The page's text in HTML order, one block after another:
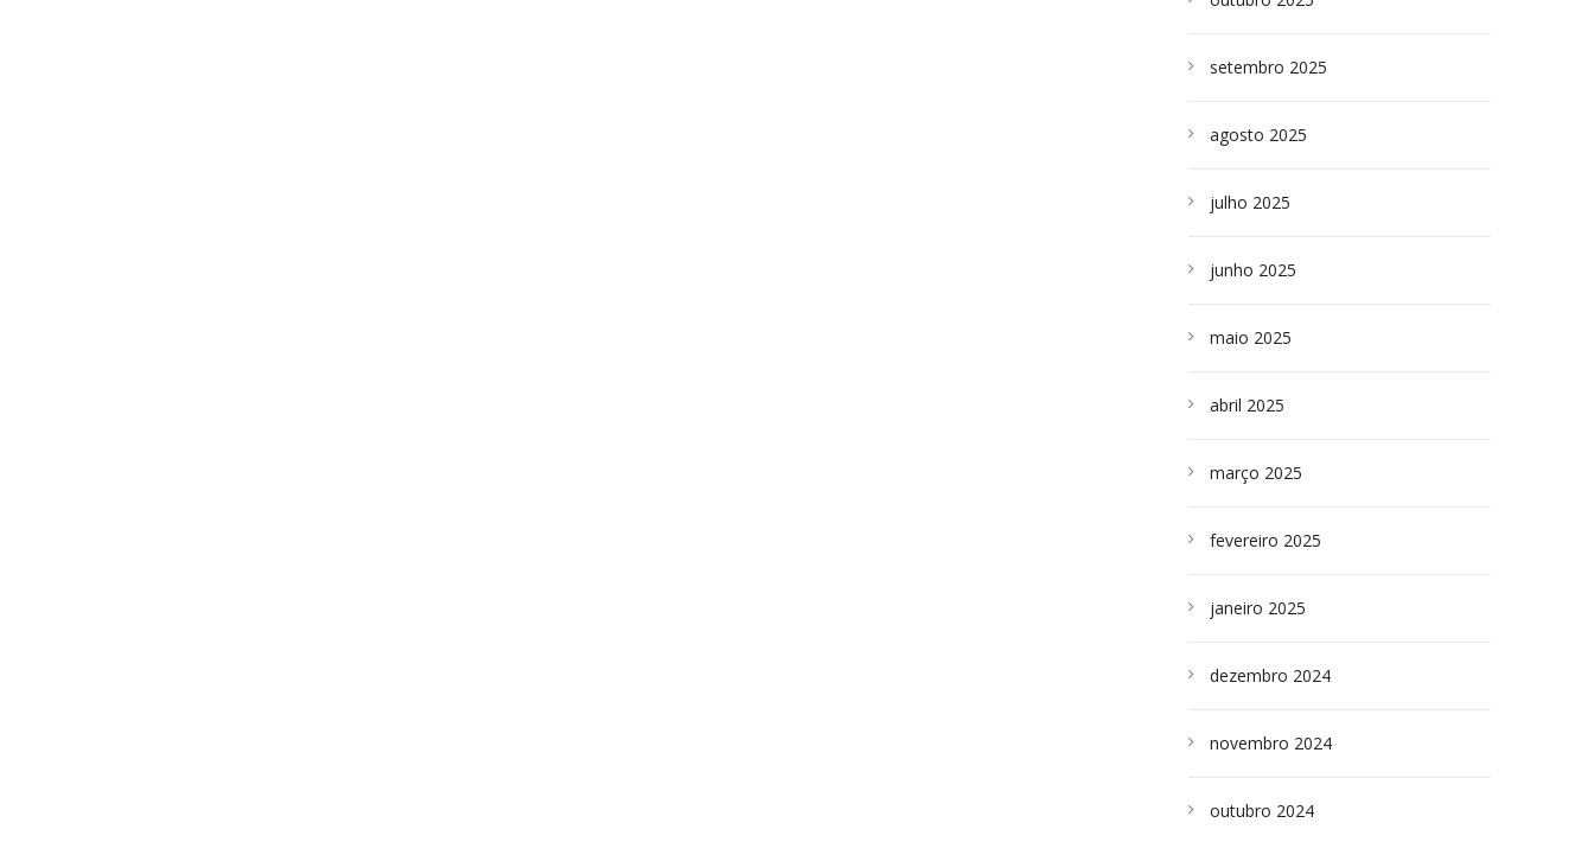
setembro 2025
agosto 2025
julho 2025
junho 2025
maio 2025
abril 2025
março 2025
fevereiro 2025
janeiro 2025
dezembro 2024
novembro 2024
outubro 2024